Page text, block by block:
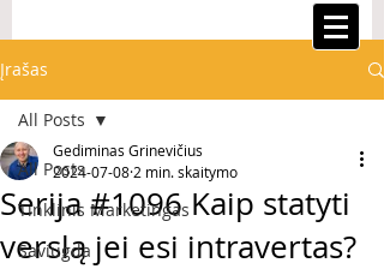
Įrašas
All Posts
Tinklinis Marketingas
Saviugda
All Posts
Serija #1096 Kaip statyti
verslą jei esi intravertas?
Gediminas Grinevičius
2024-07-08 2 min. skaitymo